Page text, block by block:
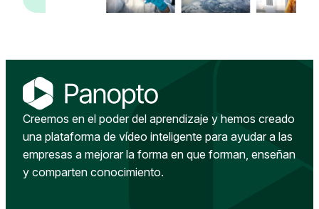
Creemos en el poder del aprendizaje y hemos creado
una plataforma de vídeo inteligente para ayudar a las
empresas a mejorar la forma en que forman, enseñan
y comparten conocimiento.